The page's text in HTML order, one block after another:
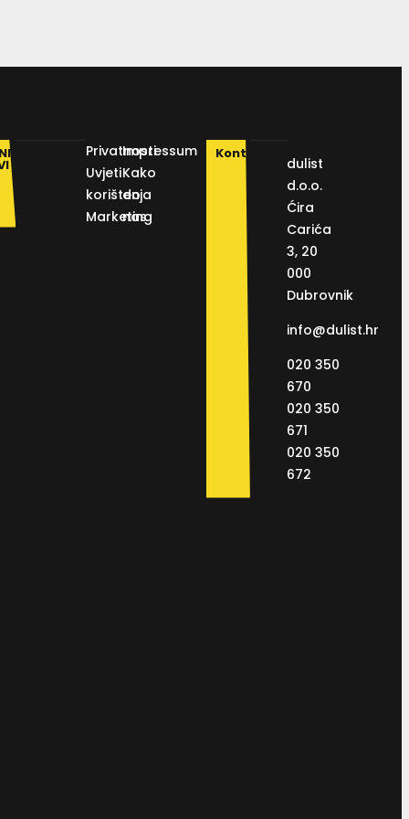
Privatnosti
Uvjeti
korištenja
Marketing
Impressum
Kako
do
nas
Kontakt
dulist
d.o.o.
Ćira
Carića
3, 20
000
Dubrovnik
info@dulist.hr
020 350
670
020 350
671
020 350
672